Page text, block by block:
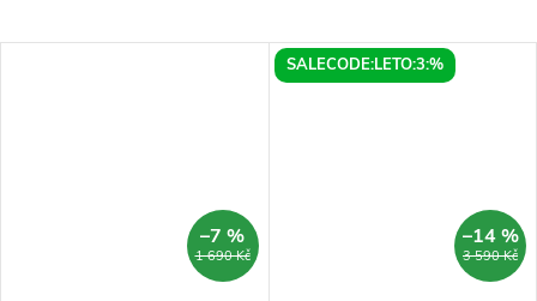
1 690 Kč
–7 %
SALECODE:LETO:3:%
3 590 Kč
–14 %